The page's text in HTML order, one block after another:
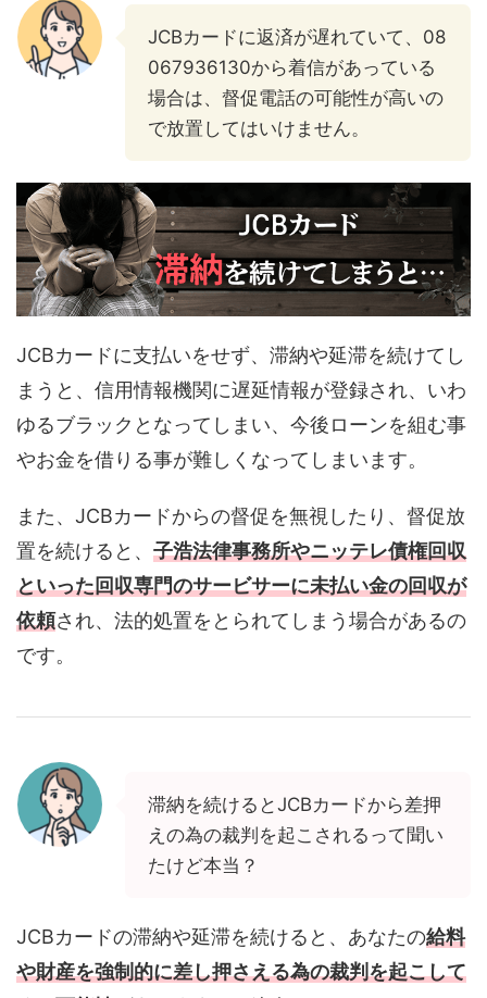
JCBカードに返済が遅れていて、08
067936130から着信があっている
場合は、督促電話の可能性が高いの
で放置してはいけません。
JCBカードに支払いをせず、滞納や延滞を続けてし
まうと、信用情報機関に遅延情報が登録され、いわ
ゆるブラックとなってしまい、今後ローンを組む事
やお金を借りる事が難しくなってしまいます。
また、JCBカードからの督促を無視したり、督促放
置を続けると、 子浩法律事務所やニッテレ債権回収
といった回収専門のサービサーに未払い金の回収が
依頼され、法的処置をとられてしまう場合があるの
です。
滞納を続けるとJCBカードから差押
えの為の裁判を起こされるって聞い
たけど本当？
JCBカードの滞納や延滞を続けると、あなたの給料
や財産を強制的に差し押さえる為の裁判を起こして